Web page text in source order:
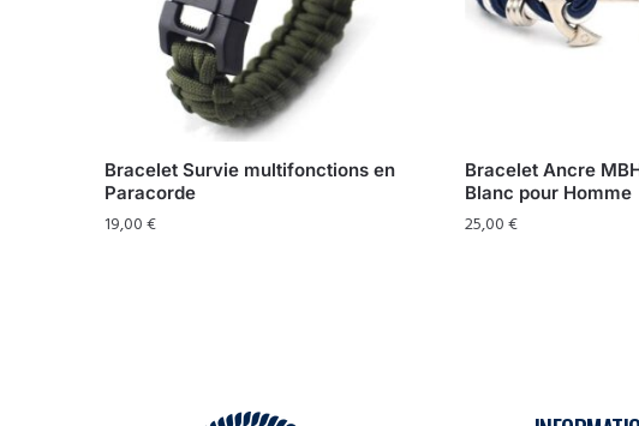
Bracelet Survie multifonctions en
Paracorde
19,00€
Bracelet Ancre
Blanc pour Homme
25,00€